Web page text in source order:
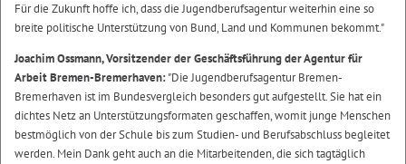
Für die Zukunft hoffe ich, dass die Jugendberufsagentur weiterhin eine so
breite politische Unterstützung von Bund, Land und Kommunen bekommt."
Joachim Ossmann, Vorsitzender der Geschäftsführung der Agentur für
Arbeit Bremen-Bremerhaven:"Die Jugendberufsagentur Bremen-
Bremerhaven ist im Bundesvergleich besonders gut aufgestellt. Sie hat ein
dichtes Netz an Unterstützungsformaten geschaffen, womit junge Menschen
bestmöglich von der Schule bis zum Studien- und Berufsabschluss begleitet
werden. Mein Dank geht auch an die Mitarbeitenden, die sich tagtäglich